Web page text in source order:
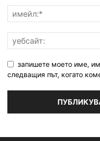
запишете моето име,
следващия път, когато